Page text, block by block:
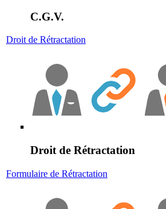
C.G.V.
Droit de Rétractation
Droit de Rétractation
Formulaire de Rétractation